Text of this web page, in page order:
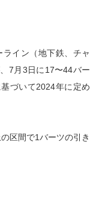
ライン（地下鉄、チャ
7月3日に17〜44バー
づいて2024年に定め
区間で1バーツの引き